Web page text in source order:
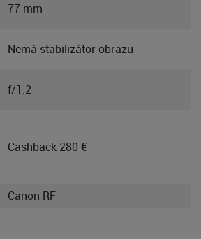
77 mm
Nemá stabilizátor obrazu
f/1.2
Cashback 280 €
Canon RF